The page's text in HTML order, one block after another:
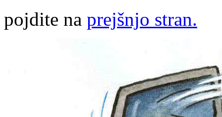
pojdite na prejšnjo stran.